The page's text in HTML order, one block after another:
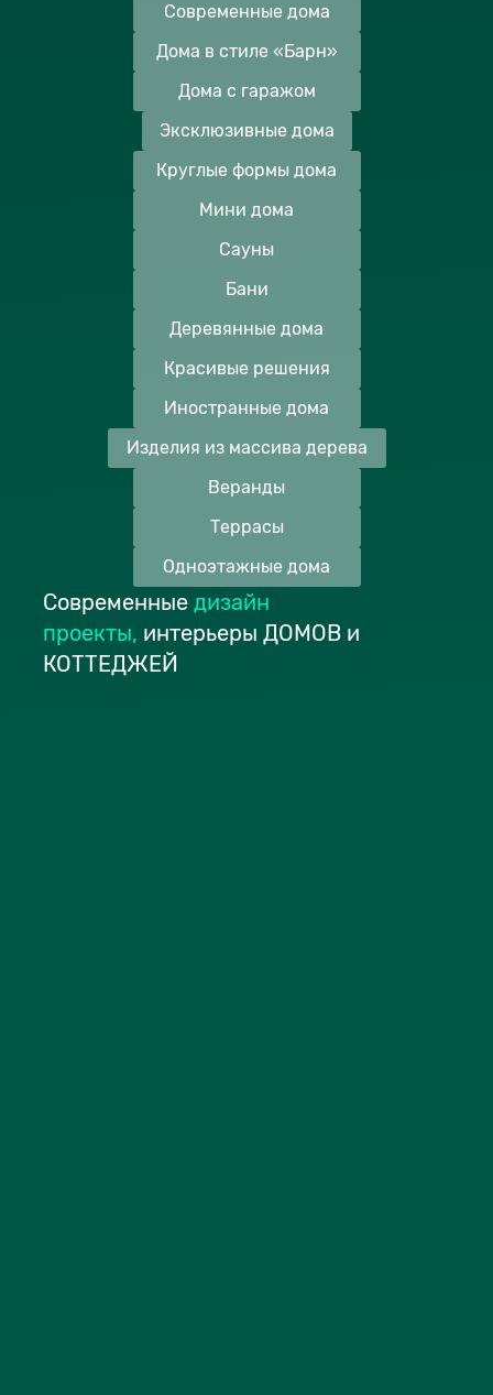
Современные дома
Дома в стиле «Барн»
Дома с гаражом
Эксклюзивные дома
Круглые формы дома
Мини дома
Сауны
Бани
Деревянные дома
Красивые решения
Иностранные дома
Изделия из массива дерева
Веранды
Террасы
Одноэтажные дома
Современные дизайн
проекты, интерьеры ДОМОВ и
КОТТЕДЖЕЙ